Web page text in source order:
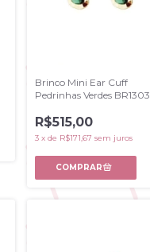
Brinco Mini Ear Cuff
Pedrinhas Verdes BR1303
R$515,00
3 x de R$171,67 sem juros